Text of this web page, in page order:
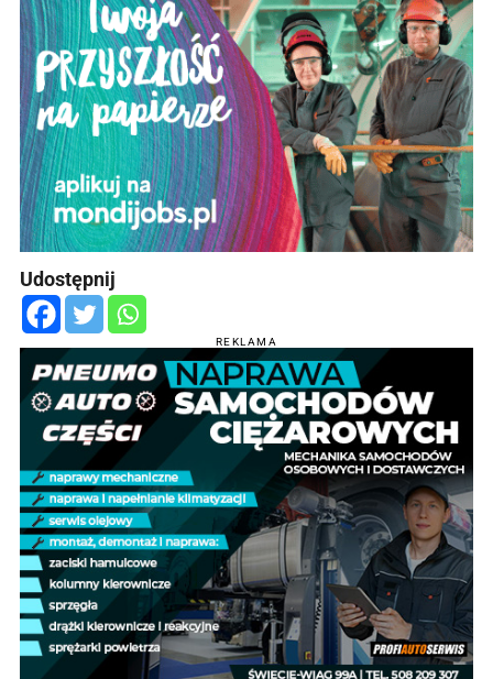
Udostępnij
REKLAMA